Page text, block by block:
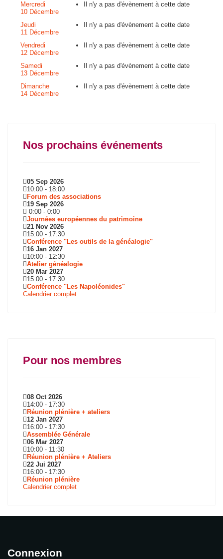
Mercredi
10 Décembre
Il n'y a pas d'évènement à cette date
Jeudi
11 Décembre
Il n'y a pas d'évènement à cette date
Vendredi
12 Décembre
Il n'y a pas d'évènement à cette date
Samedi
13 Décembre
Il n'y a pas d'évènement à cette date
Dimanche
14 Décembre
Il n'y a pas d'évènement à cette date
Nos prochains événements
05 Sep 2026
10:00 - 18:00
Forum des associations
19 Sep 2026
0:00 - 0:00
Journées européennes du patrimoine
21 Nov 2026
15:00 - 17:30
Conférence "Les outils de la généalogie"
16 Jan 2027
10:00 - 12:30
Atelier généalogie
20 Mar 2027
15:00 - 17:30
Conférence "Les Napoléonides"
Calendrier complet
Pour nos membres
08 Oct 2026
14:00 - 17:30
Réunion plénière + ateliers
12 Jan 2027
16:00 - 17:30
Assemblée Générale
06 Mar 2027
10:00 - 11:30
Réunion plénière + Ateliers
22 Jui 2027
16:00 - 17:30
Réunion plénière
Calendrier complet
Connexion